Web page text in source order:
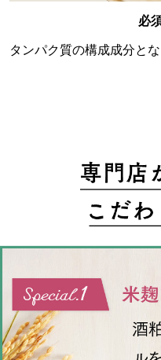
必
タンパク質の構成成分と